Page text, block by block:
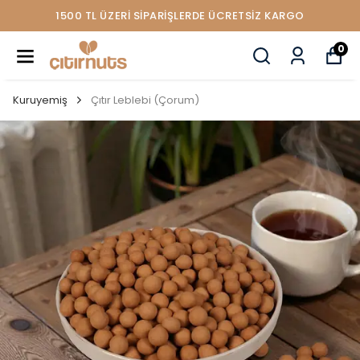
1500 TL ÜZERİ SİPARİŞLERDE ÜCRETSİZ KARGO
0
Kuruyemiş Çıtır Leblebi (Çorum)